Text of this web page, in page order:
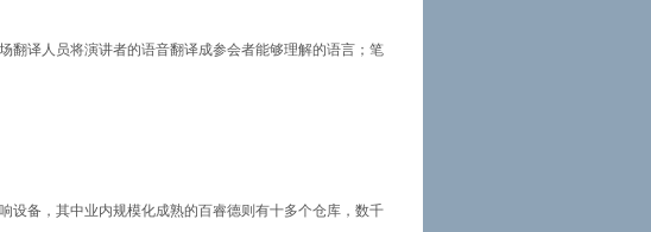
翻译人员将演讲者的语音翻译成参会者能够理解的语言；笔
设备，其中业内规模化成熟的百睿德则有十多个仓库，数千